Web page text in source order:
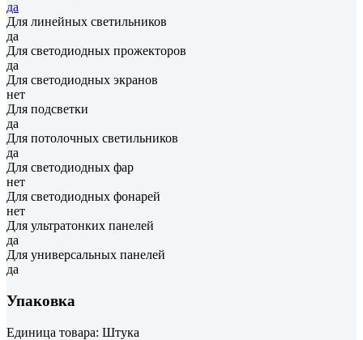
да
Для линейных светильников
да
Для светодиодных прожекторов
да
Для светодиодных экранов
нет
Для подсветки
да
Для потолочных светильников
да
Для светодиодных фар
нет
Для светодиодных фонарей
нет
Для ультратонких панелей
да
Для универсальных панелей
да
Упаковка
Единица товара: Штука